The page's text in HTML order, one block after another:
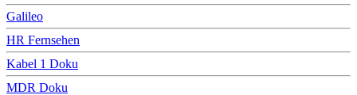
Galileo
HR Fernsehen
Kabel 1 Doku
MDR Doku